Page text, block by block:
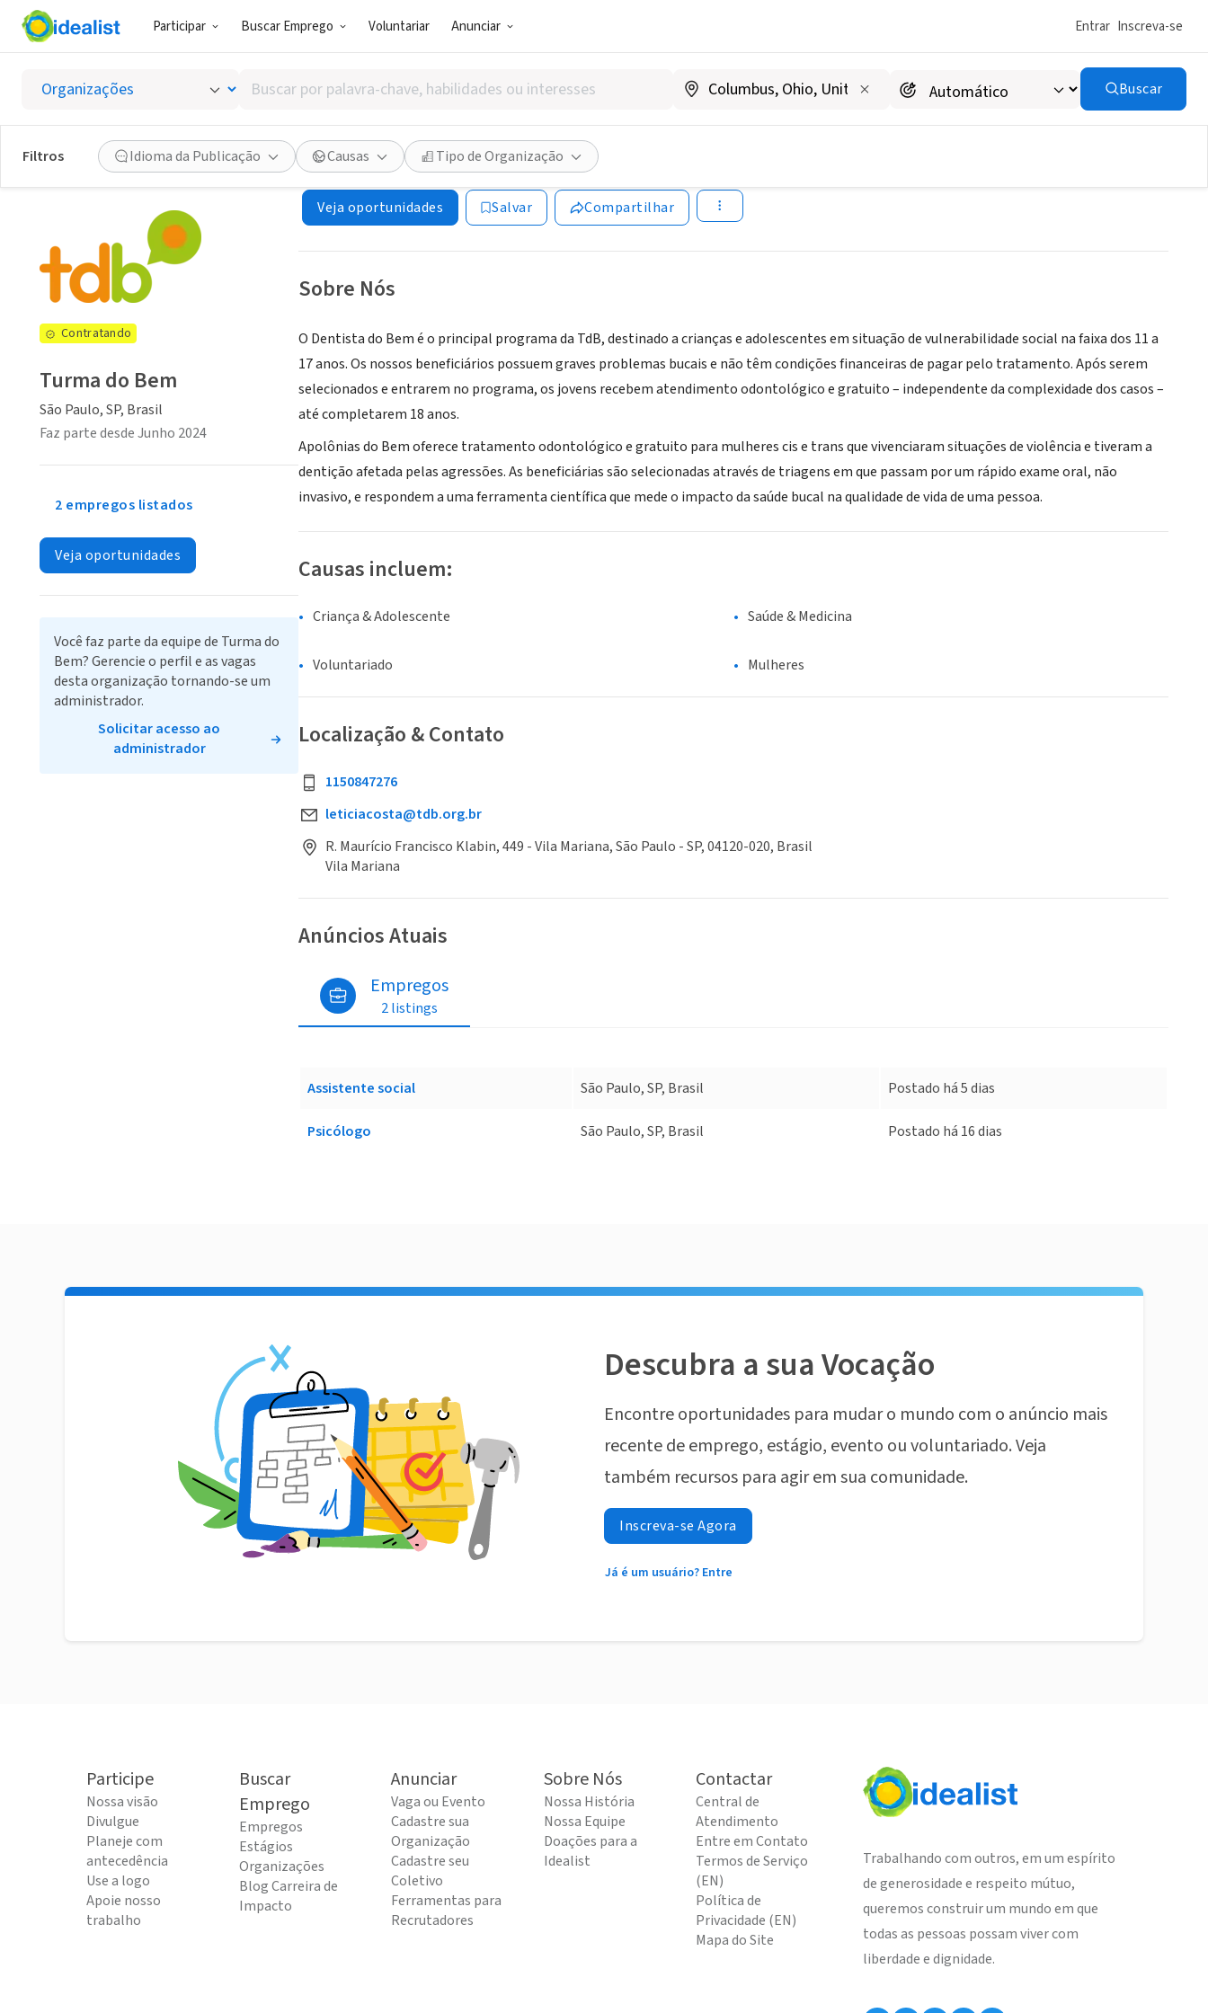
Participar Buscar Emprego Voluntariar Anunciar Entrar Inscreva-se
Buscar
por
palavra-
chave,
habilidades
ou
interesses
Buscar
Filtros Idioma da Publicação Causas Tipo de Organização
Turma do Bem
São Paulo, SP, Brasil |turmadobem.org.br
Veja oportunidades Salvar Compartilhar
Sobre Nós
O Dentista do Bem é o principal programa da TdB, destinado a crianças e adolescentes em situação de vulnerabilidade social na faixa dos 11 a
17 anos. Os nossos beneficiários possuem graves problemas bucais e não têm condições financeiras de pagar pelo tratamento. Após serem
selecionados e entrarem no programa, os jovens recebem atendimento odontológico e gratuito – independente da complexidade dos casos –
até completarem 18 anos.
Apolônias do Bem oferece tratamento odontológico e gratuito para mulheres cis e trans que vivenciaram situações de violência e tiveram a
dentição afetada pelas agressões. As beneficiárias são selecionadas através de triagens em que passam por um rápido exame oral, não
invasivo, e respondem a uma ferramenta científica que mede o impacto da saúde bucal na qualidade de vida de uma pessoa.
Causas incluem:
Criança & Adolescente Saúde & Medicina
Voluntariado Mulheres
Localização & Contato
1150847276
leticiacosta@tdb.org.br
R. Maurício Francisco Klabin, 449 - Vila Mariana, São Paulo - SP, 04120-020, Brasil
Vila Mariana
Anúncios Atuais
Empregos
2 listings
Assistente social São Paulo, SP, Brasil Postado há 5 dias
Psicólogo São Paulo, SP, Brasil Postado há 16 dias
Contratando
Turma do Bem
São Paulo, SP, Brasil
Faz parte desde Junho 2024
2 empregos listados
Veja oportunidades
Você faz parte da equipe de Turma do
Bem? Gerencie o perfil e as vagas
desta organização tornando-se um
administrador.
Solicitar acesso ao
administrador
Descubra a sua Vocação
Encontre oportunidades para mudar o mundo com o anúncio mais
recente de emprego, estágio, evento ou voluntariado. Veja
também recursos para agir em sua comunidade.
Inscreva-se Agora
Já é um usuário? Entre
Participe
Nossa visão
Divulgue
Planeje com
antecedência
Use a logo
Apoie nosso
trabalho
Buscar
Emprego
Empregos
Estágios
Organizações
Blog Carreira de
Impacto
Anunciar
Vaga ou Evento
Cadastre sua
Organização
Cadastre seu
Coletivo
Ferramentas para
Recrutadores
Sobre Nós
Nossa História
Nossa Equipe
Doações para a
Idealist
Contactar
Central de
Atendimento
Entre em Contato
Termos de Serviço
(EN)
Política de
Privacidade (EN)
Mapa do Site
Trabalhando com outros, em um espírito
de generosidade e respeito mútuo,
queremos construir um mundo em que
todas as pessoas possam viver com
liberdade e dignidade.